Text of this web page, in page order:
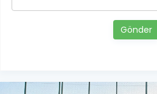
Gönder